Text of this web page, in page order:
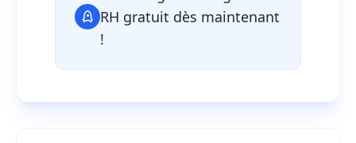
RH gratuit dès maintenant
!